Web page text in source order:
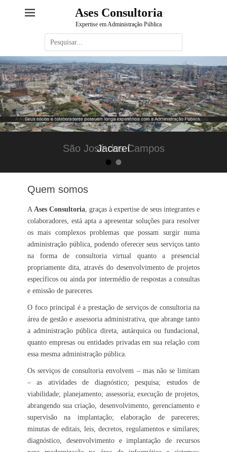
Ases Consultoria
Expertise em Administração Pública
Pesquisar
por:
• •
Jacareí
São José dos Campos
Quem somos
A Ases Consultoria, graças à expertise de seus integrantes e
colaboradores, está apta a apresentar soluções para resolver
os mais complexos problemas que possam surgir numa
administração pública, podendo oferecer seus serviços tanto
na forma de consultoria virtual quanto a presencial
propriamente dita, através do desenvolvimento de projetos
específicos ou ainda por intermédio de respostas a consultas
e emissão de pareceres.
O foco principal é a prestação de serviços de consultoria na
área de gestão e assessoria administrativa, que abrange tanto
a administração pública direta, autárquica ou fundacional,
quanto empresas ou entidades privadas em sua relação com
essa mesma administração pública.
Os serviços de consultoria envolvem – mas não se limitam
– as atividades de diagnóstico; pesquisa; estudos de
viabilidade; planejamento; assessoria; execução de projetos,
abrangendo sua criação, desenvolvimento, gerenciamento e
supervisão na implantação; elaboração de pareceres;
minutas de editais, leis, decretos, regulamentos e similares;
diagnóstico, desenvolvimento e implantação de recursos